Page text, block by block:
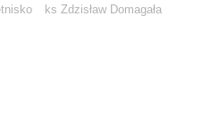
ks Zdzisław Domagała